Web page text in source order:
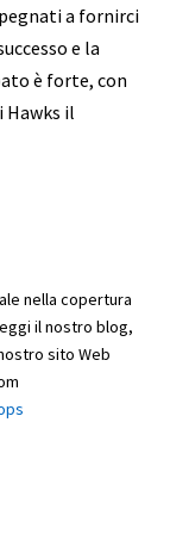
a fornirci
e la
è forte, con
Hawks il
nella copertura
il nostro blog,
sito Web